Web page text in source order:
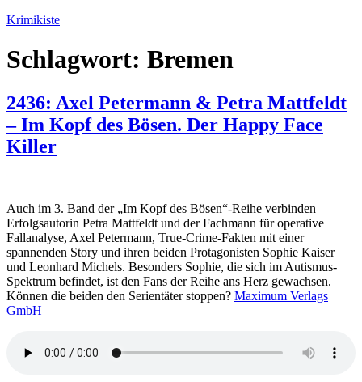
Zum
springen
Krimikiste
Schlagwort: Bremen
2436: Axel Petermann & Petra Mattfeldt
– Im Kopf des Bösen. Der Happy Face
Killer
Auch im 3. Band der „Im Kopf des Bösen“-Reihe verbinden
Erfolgsautorin Petra Mattfeldt und der Fachmann für operative
Fallanalyse, Axel Petermann, True-Crime-Fakten mit einer
spannenden Story und ihren beiden Protagonisten Sophie Kaiser
und Leonhard Michels. Besonders Sophie, die sich im Autismus-
Spektrum befindet, ist den Fans der Reihe ans Herz gewachsen.
Können die beiden den Serientäter stoppen? Maximum Verlags
GmbH